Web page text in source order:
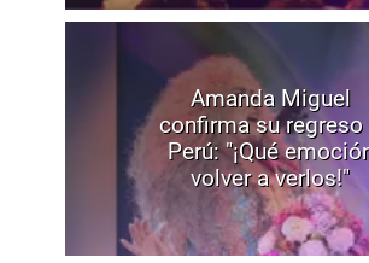
Amanda Miguel
confirma su regreso
Perú: "¡Qué
volver a verlos!"